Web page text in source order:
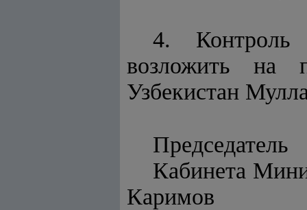
4. Контроль
возложить на
Узбекистан
Председатель
Каримов